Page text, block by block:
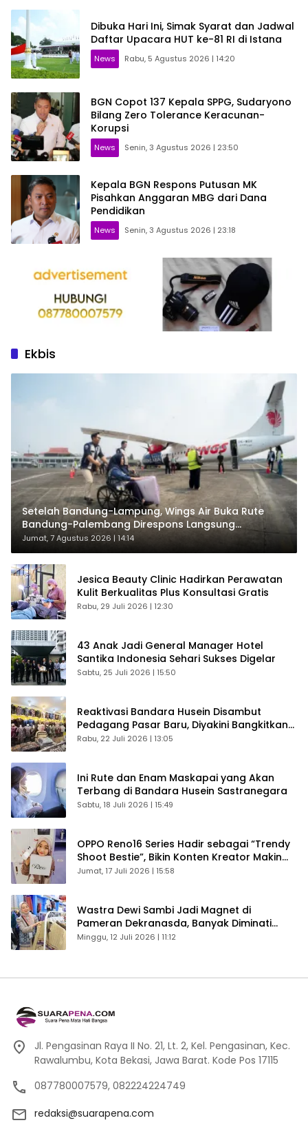
Dibuka Hari Ini, Simak Syarat dan Jadwal
Daftar Upacara HUT ke-81 RI di Istana
News Rabu, 5 Agustus 2026 | 14:20
BGN Copot 137 Kepala SPPG, Sudaryono
Bilang Zero Tolerance Keracunan-
Korupsi
News Senin, 3 Agustus 2026 | 23:50
Kepala BGN Respons Putusan MK
Pisahkan Anggaran MBG dari Dana
Pendidikan
News Senin, 3 Agustus 2026 | 23:18
Ekbis
Setelah Bandung-Lampung, Wings Air Buka Rute
Bandung-Palembang Direspons Langsung
Penumpang
Jumat, 7 Agustus 2026 | 14:14
Jesica Beauty Clinic Hadirkan Perawatan
Kulit Berkualitas Plus Konsultasi Gratis
Rabu, 29 Juli 2026 | 12:30
43 Anak Jadi General Manager Hotel
Santika Indonesia Sehari Sukses Digelar
Sabtu, 25 Juli 2026 | 15:50
Reaktivasi Bandara Husein Disambut
Pedagang Pasar Baru, Diyakini Bangkitkan
Kembali Ekonomi Bandung
Rabu, 22 Juli 2026 | 13:05
Ini Rute dan Enam Maskapai yang Akan
Terbang di Bandara Husein Sastranegara
Sabtu, 18 Juli 2026 | 15:49
OPPO Reno16 Series Hadir sebagai “Trendy
Shoot Bestie”, Bikin Konten Kreator Makin
Betah
Jumat, 17 Juli 2026 | 15:58
Wastra Dewi Sambi Jadi Magnet di
Pameran Dekranasda, Banyak Diminati
Pengunjung
Minggu, 12 Juli 2026 | 11:12
Jl. Pengasinan Raya II No. 21, Lt. 2, Kel. Pengasinan, Kec.
Rawalumbu, Kota Bekasi, Jawa Barat. Kode Pos 17115
087780007579, 082224224749
redaksi@suarapena.com